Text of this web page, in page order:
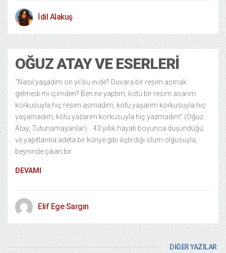
İdil Alakuş
OĞUZ ATAY VE ESERLERI
‘’Nasıl yaşadım on yıl bu evde? Duvara bir resim asmak
gelmedi mi içimden? Ben ne yaptım; kötü bir resim asarım
korkusuyla hiç resim asmadım, kötü yaşarım korkusuyla hiç
yaşamadım; kötü yazarım korkusuyla hiç yazmadım’’ (Oğuz
Atay, Tutunamayanlar). 43 yıllık hayatı boyunca düşündüğü
ve yapıtlarına adeta bir künye gibi iliştirdiği ölüm olgusuyla,
beyninde çıkan bir
DEVAMI
Elif Ege Sargın
DİĞER YAZILAR